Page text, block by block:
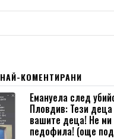
НАЙ-КОМЕНТИРАНИ
Емануела след
Пловдив: Тези
вашите деца! Не ми
педофила! (още